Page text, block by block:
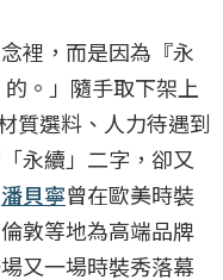
裡，而是因為『永
。」隨手取下架上
質選料、人力待遇到
永續」二字，卻又
潘貝寧曾在歐美時裝
敦等地為高端品牌
又一場時裝秀落幕